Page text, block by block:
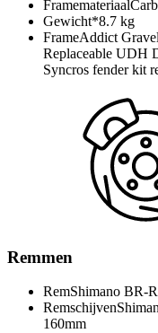
Framemateriaal
Gewicht*8.7 kg
FrameAddict
Replaceable UDH
Syncros fender kit
Remmen
RemShimano BR-
Remschijven
160mm